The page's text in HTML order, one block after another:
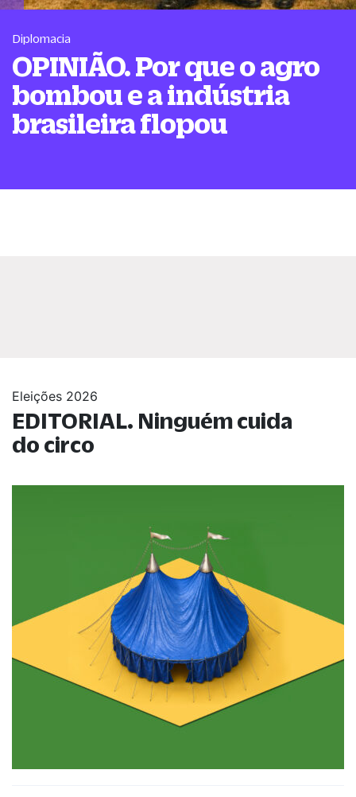
Diplomacia
OPINIÃO. Por que o agro
bombou e a indústria
brasileira flopou
Eleições 2026
EDITORIAL. Ninguém cuida
do circo